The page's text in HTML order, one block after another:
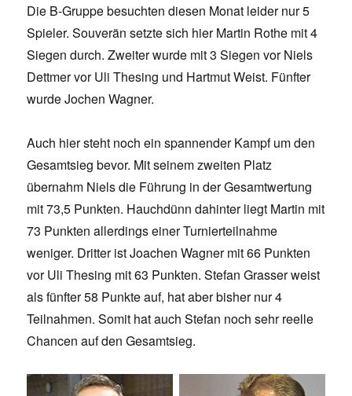
Die B-Gruppe besuchten diesen Monat leider nur 5
Spieler. Souverän setzte sich hier Martin Rothe mit 4
Siegen durch. Zweiter wurde mit 3 Siegen vor Niels
Dettmer vor Uli Thesing und Hartmut Weist. Fünfter
wurde Jochen Wagner.
Auch hier steht noch ein spannender Kampf um den
Gesamtsieg bevor. Mit seinem zweiten Platz
übernahm Niels die Führung in der Gesamtwertung
mit 73,5 Punkten. Hauchdünn dahinter liegt Martin mit
73 Punkten allerdings einer Turnierteilnahme
weniger. Dritter ist Joachen Wagner mit 66 Punkten
vor Uli Thesing mit 63 Punkten. Stefan Grasser weist
als fünfter 58 Punkte auf, hat aber bisher nur 4
Teilnahmen. Somit hat auch Stefan noch sehr reelle
Chancen auf den Gesamtsieg.